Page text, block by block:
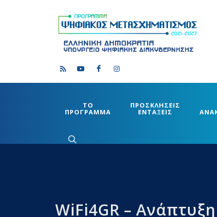
ΤΟ
ΠΡΟΓΡΑΜΜΑ
ΠΡΟΣΚΛΗΣΕΙΣ
ΕΝΤΑΞΕΙΣ
WiFi4GR –